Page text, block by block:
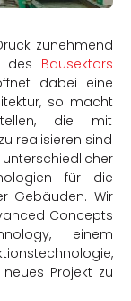
zunehmend
des Bausektors
dabei eine
so macht
die mit
realisieren sind
für die
Gebäuden. Wir
Concepts
einem
Projekt zu